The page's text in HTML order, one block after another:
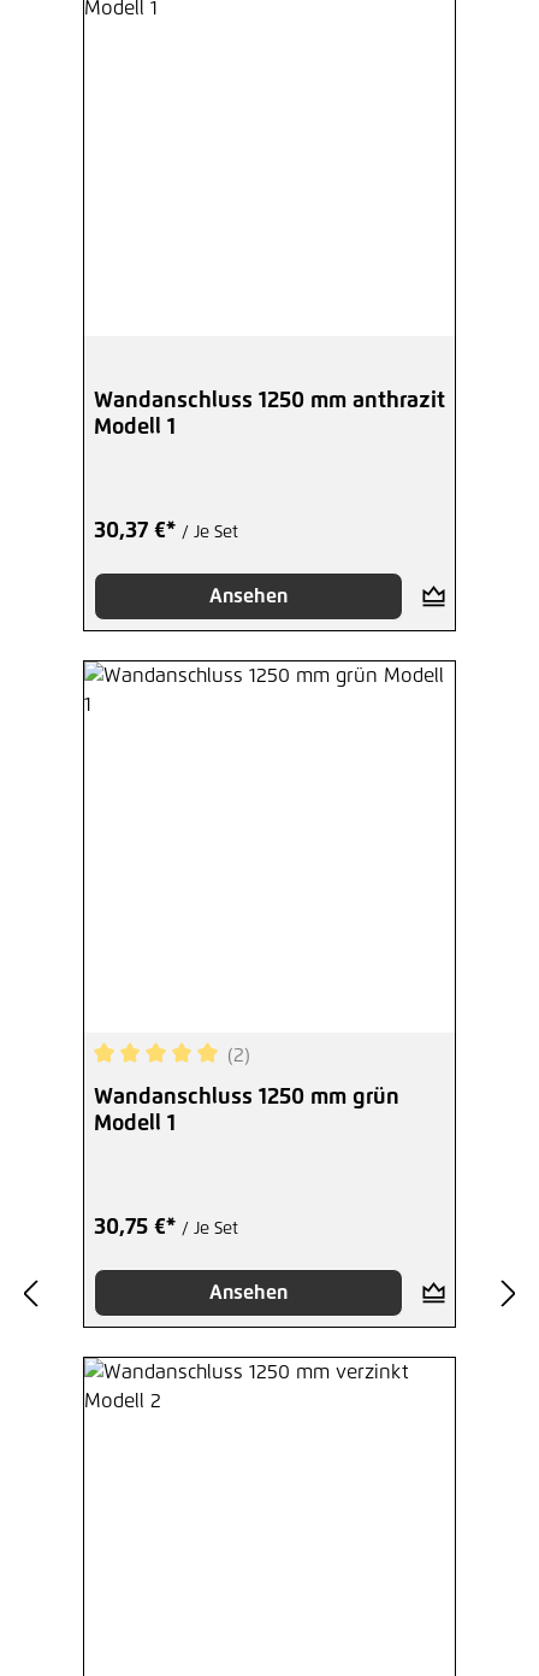
Wandanschluss 1250 mm anthrazit
Modell 1
30,37 €* / Je Set
Ansehen
Durchschnittliche Bewertung von 5 von 5
(2)
Wandanschluss 1250 mm grün
Modell 1
30,75 €* / Je Set
Ansehen